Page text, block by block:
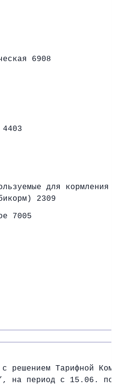
6908
4403
для кормления
2309
7005
решением Тарифной
на период с 15.06. по